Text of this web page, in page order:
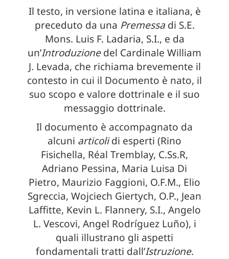
Il testo, in versione latina e italiana, è
preceduto da una Premessadi S.E.
Mons. Luis F. Ladaria, S.I., e da
un’Introduzionedel Cardinale William
J. Levada, che richiama brevemente il
contesto in cui il Documento è nato, il
suo scopo e valore dottrinale e il suo
messaggio dottrinale.
Il documento è accompagnato da
alcuni articolidi esperti (Rino
Fisichella, Réal Tremblay, C.Ss.R,
Adriano Pessina, Maria Luisa Di
Pietro, Maurizio Faggioni, O.F.M., Elio
Sgreccia, Wojciech Giertych, O.P., Jean
Laffitte, Kevin L. Flannery, S.I., Angelo
L. Vescovi, Angel Rodríguez Luño), i
quali illustrano gli aspetti
fondamentali tratti dall’Istruzione.